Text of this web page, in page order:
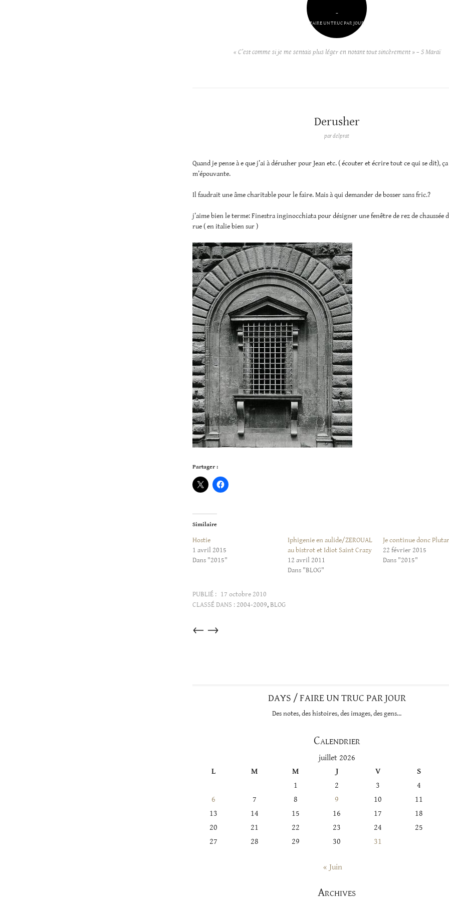
–
FAIRE UN TRUC PAR JOUR
« C’est comme si je me sentais plus léger en notant tout sincèrement » – S Maraï
Derusher
pardelprat
Quand je pense à e que j’ai à dérusher pour Jean etc. ( écouter et écrire tout ce qui se dit), ça
m’épouvante.
Il faudrait une âme charitable pour le faire. Mais à qui demander de bosser sans fric.?
j’aime bien le terme: Finestra inginocchiata pour désigner une fenêtre de rez de chaussée
rue ( en italie bien sur )
Partager :
Similaire
Hostie
1 avril 2015
Dans "2015"
Iphigenie en aulide/ZEROUAL
au bistrot et Idiot Saint Crazy
12 avril 2011
Dans "BLOG"
Je continue donc
22 février 2015
Dans "2015"
PUBLIÉ : 17 octobre 2010
CLASSÉ DANS : 2004-2009,BLOG
Articles
→
←
DAYS / FAIRE UN TRUC PAR JOUR
Des notes, des histoires, des images, des gens…
Calendrier
juillet 2026
L
M M J V S
1
2 3 4
6
7 8 9 10 11
13
14 15 16 17 18
20
21 22 23 24 25
27
28 29 30 31
« Juin
Archives